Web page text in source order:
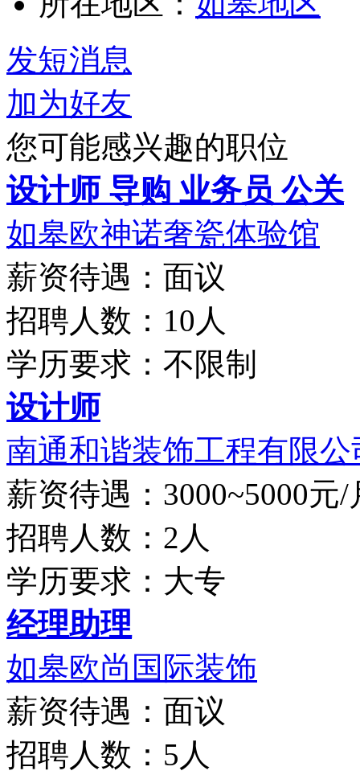
发短消息
加为好友
您可能感兴趣的职位
设计师 导购 业务员 公关
如皋欧神诺奢瓷体验馆
薪资待遇：面议
招聘人数：10人
学历要求：不限制
设计师
南通和谐装饰工程有限公
薪资待遇：3000~5000元/
招聘人数：2人
学历要求：大专
经理助理
如皋欧尚国际装饰
薪资待遇：面议
招聘人数：5人